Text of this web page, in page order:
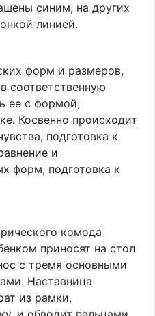
синим, на других
линией.
форм и размеров,
соответственную
ее с формой,
Косвенно происходит
подготовка к
и
форм, подготовка к
комода
приносят на стол
с тремя основными
Наставница
из рамки,